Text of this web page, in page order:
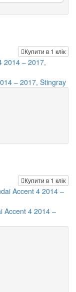
Купити в 1 клік
– 2017, Stingray
Купити в 1 клік
Accent 4 2014 –